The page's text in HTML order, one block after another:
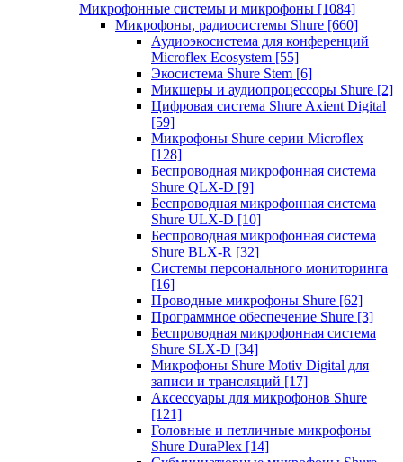
Микрофонные системы и микрофоны [1084]
Микрофоны, радиосистемы Shure [660]
Аудиоэкосистема для конференций
Microflex Ecosystem [55]
Экосистема Shure Stem [6]
Микшеры и аудиопроцессоры Shure [2]
Цифровая система Shure Axient Digital
[59]
Микрофоны Shure серии Microflex
[128]
Беспроводная микрофонная система
Shure QLX-D [9]
Беспроводная микрофонная система
Shure ULX-D [10]
Беспроводная микрофонная система
Shure BLX-R [32]
Системы персонального мониторинга
[16]
Проводные микрофоны Shure [62]
Программное обеспечение Shure [3]
Беспроводная микрофонная система
Shure SLX-D [34]
Микрофоны Shure Motiv Digital для
записи и трансляций [17]
Аксессуары для микрофонов Shure
[121]
Головные и петличные микрофоны
Shure DuraPlex [14]